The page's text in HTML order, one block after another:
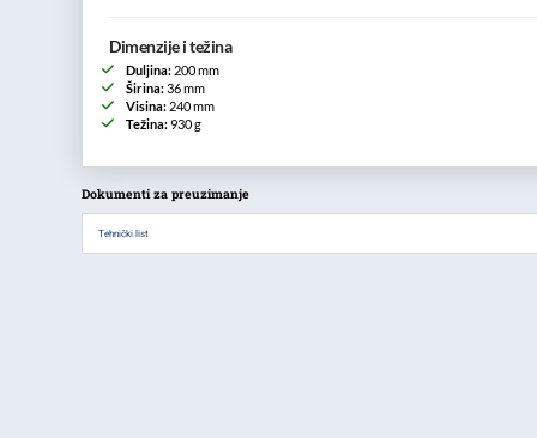
Dimenzije i težina
Duljina: 200 mm
Širina:36 mm
Visina: 240 mm
Težina:930 g
Dokumenti za preuzimanje
Tehnički list